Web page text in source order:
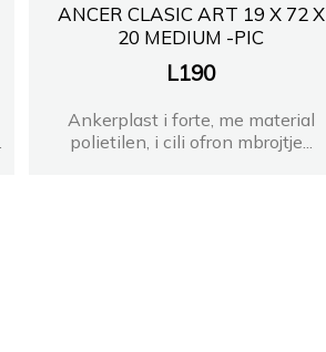
ANCER CLASIC ART 19 X 72 X
20 MEDIUM -PIC
L190
Ankerplast i forte, me material
polietilen, i cili ofron mbrojtje...